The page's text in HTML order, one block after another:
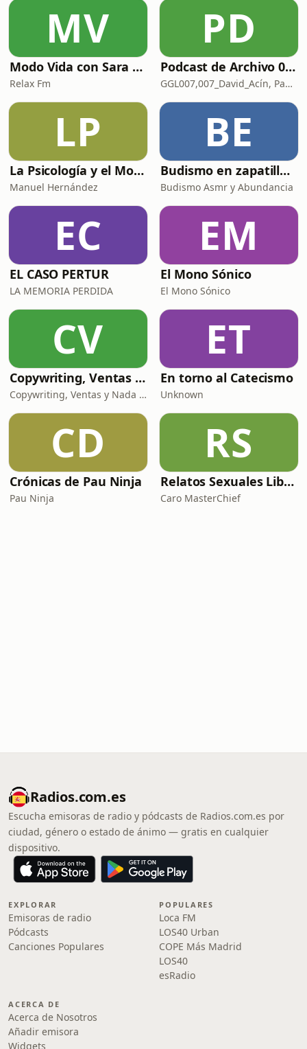
MV
Modo Vida con Sara Manzaneque
Relax Fm
PD
Podcast de Archivo 007
GGL007,007_David_Acín, Pablo_Ortega, 58, AlbertoBond y Claalc
LP
La Psicología y el Modelo Parcuve®
Manuel Hernández
BE
Budismo en zapatillas, El budismo sin sermones
Budismo Asmr y Abundancia
EC
EL CASO PERTUR
LA MEMORIA PERDIDA
EM
El Mono Sónico
El Mono Sónico
CV
Copywriting, Ventas y Nada que perder
Copywriting, Ventas y Nada que Perder
ET
En torno al Catecismo
Unknown
CD
Crónicas de Pau Ninja
Pau Ninja
RS
Relatos Sexuales Liberales
Caro MasterChief
Radios.com.es
Escucha emisoras de radio y pódcasts de Radios.com.es por
ciudad, género o estado de ánimo — gratis en cualquier
dispositivo.
EXPLORAR
Emisoras de radio
Pódcasts
Canciones Populares
POPULARES
Loca FM
LOS40 Urban
COPE Más Madrid
LOS40
esRadio
ACERCA DE
Acerca de Nosotros
Añadir emisora
Widgets